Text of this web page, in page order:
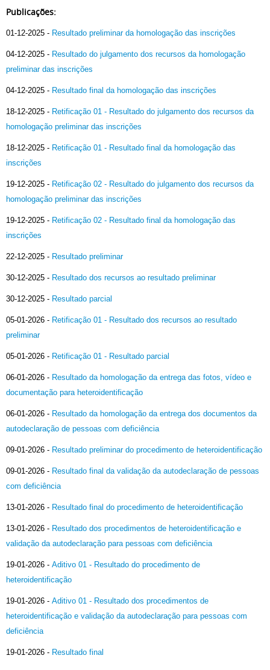
Publicações:
01-12-2025 - Resultado preliminar da homologação das inscrições
04-12-2025 - Resultado do julgamento dos recursos da homologação
preliminar das inscrições
04-12-2025 - Resultado final da homologação das inscrições
18-12-2025 - Retificação 01 - Resultado do julgamento dos recursos da
homologação preliminar das inscrições
18-12-2025 - Retificação 01 - Resultado final da homologação das
inscrições
19-12-2025 - Retificação 02 - Resultado do julgamento dos recursos da
homologação preliminar das inscrições
19-12-2025 - Retificação 02 - Resultado final da homologação das
inscrições
22-12-2025 - Resultado preliminar
30-12-2025 - Resultado dos recursos ao resultado preliminar
30-12-2025 - Resultado parcial
05-01-2026 - Retificação 01 - Resultado dos recursos ao resultado
preliminar
05-01-2026 - Retificação 01 - Resultado parcial
06-01-2026 - Resultado da homologação da entrega das fotos, vídeo e
documentação para heteroidentificação
06-01-2026 - Resultado da homologação da entrega dos documentos da
autodeclaração de pessoas com deficiência
09-01-2026 - Resultado preliminar do procedimento de heteroidentificação
09-01-2026 - Resultado final da validação da autodeclaração de pessoas
com deficiência
13-01-2026 - Resultado final do procedimento de heteroidentificação
13-01-2026 - Resultado dos procedimentos de heteroidentificação e
validação da autodeclaração para pessoas com deficiência
19-01-2026 - Aditivo 01 - Resultado do procedimento de
heteroidentificação
19-01-2026 - Aditivo 01 - Resultado dos procedimentos de
heteroidentificação e validação da autodeclaração para pessoas com
deficiência
19-01-2026 - Resultado final